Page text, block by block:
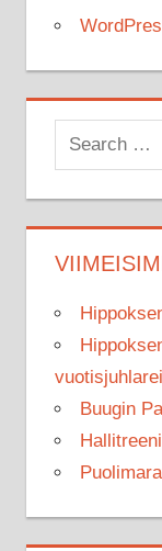
Search
for:
Buugin